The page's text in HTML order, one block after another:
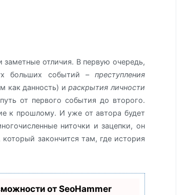
отличия. В первую очередь,
больших событий – преступления
как данность) ираскрытия личности
от первого события до второго.
к прошлому. И уже от автора будет
ниточки и зацепки, он
закончится там, где история
от SeoHammer